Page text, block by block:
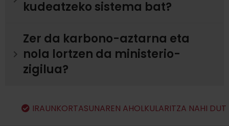
kudeatzeko sistema bat?
Zer da karbono-aztarna eta
nola lortzen da ministerio-
zigilua?
IRAUNKORTASUNAREN AHOLKULARITZA NAHI DUT